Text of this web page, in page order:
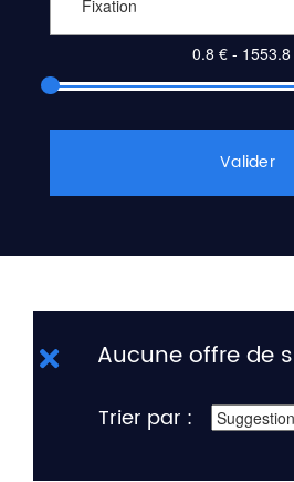
Fixation
Valider
Aucune offre de
Trier par :